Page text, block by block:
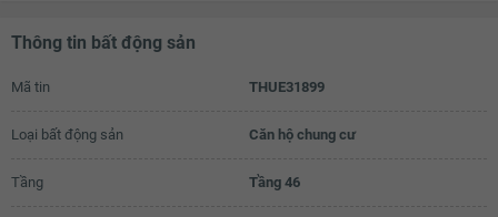
Thông tin bất động sản
Mã tin THUE31899
Loại bất động sản Căn hộ chung cư
Tầng Tầng 46